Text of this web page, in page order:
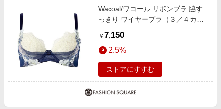
Wacoal/ワコール リボンブラ 脇す
っきり ワイヤーブラ（３／４カッ
￥ 7,150
2.5%
ストアにすすむ